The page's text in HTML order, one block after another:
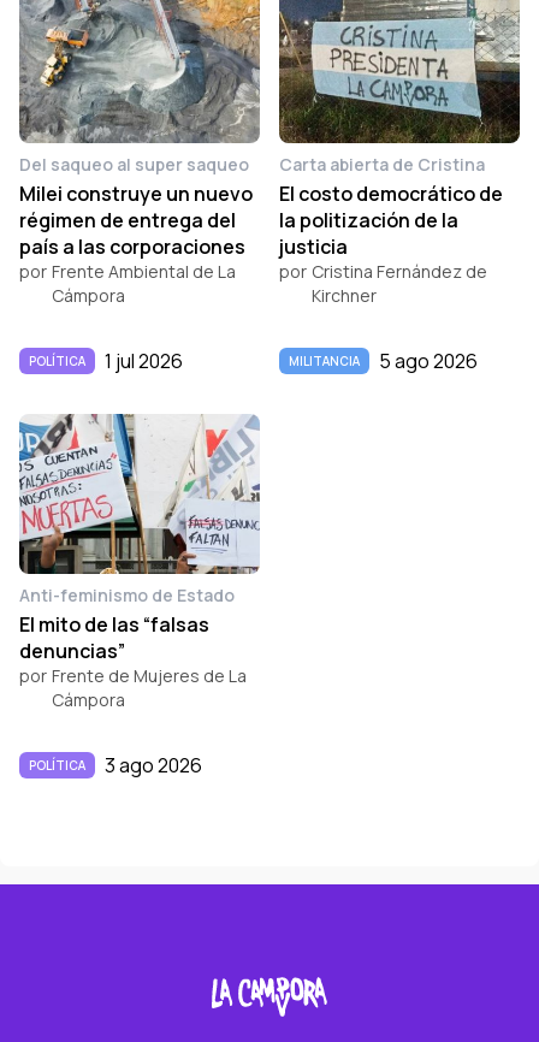
Del saqueo al super saqueo
Milei construye un nuevo
régimen de entrega del
país a las corporaciones
por Frente Ambiental de La
Cámpora
POLÍTICA 1 jul 2026
Carta abierta de Cristina
El costo democrático de
la politización de la
justicia
por Cristina Fernández de
Kirchner
MILITANCIA 5 ago 2026
Anti-feminismo de Estado
El mito de las “falsas
denuncias”
por Frente de Mujeres de La
Cámpora
POLÍTICA 3 ago 2026